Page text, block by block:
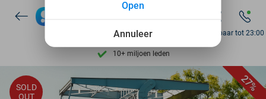
Ontdek 15.000+ deals
7 dagen per week beschikbaar
10+ miljoen leden
9,4 op basis van206.071 reviews
Ontdek 15.000+ deals
Bereikbaar tot 23:00
27%
SOLD
OUT
Annuleer
Open